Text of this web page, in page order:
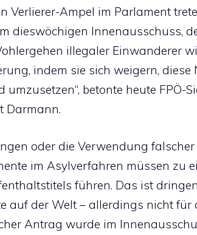
Verlierer-Ampel im Parlament
dieswöchigen Innenausschuss,
illegaler Einwanderer
indem sie sich weigern, diese
betonte heute FPÖ-
Darmann.
oder die Verwendung
im Asylverfahren müssen zu
führen. Das ist
auf der Welt – allerdings nicht für
Antrag wurde im